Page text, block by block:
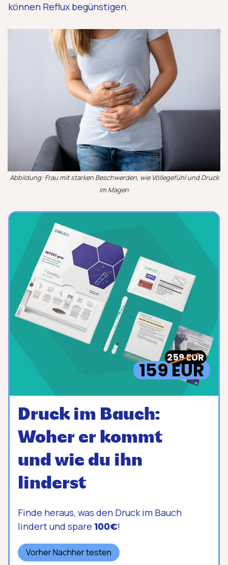
können Reflux begünstigen.
Abbildung: Frau mit starken Beschwerden, wie Völlegefühl und Druck
im Magen
159 EUR
259 EUR
Druck im Bauch:
Woher er kommt
und wie du ihn
linderst
Finde heraus, was den Druck im Bauch
lindert und spare 100€!
Vorher Nachher testen